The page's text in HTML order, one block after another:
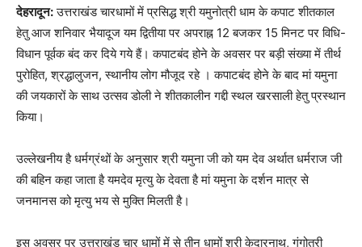
देहरादून:उत्तराखंड चारधामों में प्रसिद्ध श्री यमुनोत्री धाम के कपाट शीतकाल
हेतु आज शनिवार भैयादूज यम द्वितीया पर अपराह्न 12 बजकर 15 मिनट पर विधि-
विधान पूर्वक बंद कर दिये गये हैं। कपाटबंद होने के अवसर पर बड़ी संख्या में तीर्थ
पुरोहित, श्रद्धालुजन, स्थानीय लोग मौजूद रहे । कपाटबंद होने के बाद मां यमुना
की जयकारों के साथ उत्सव डोली ने शीतकालीन गद्दी स्थल खरसाली हेतु प्रस्थान
किया।
उल्लेखनीय है धर्मग्रंथों के अनुसार श्री यमुना जी को यम देव अर्थात धर्मराज जी
की बहिन कहा जाता है यमदेव‌ मृत्यु के देवता है मां यमुना के दर्शन मात्र से
जनमानस को मृत्यु भय से मुक्ति मिलती है।
इस अवसर पर उत्तराखंड चार धामों में से तीन धामों श्री केदारनाथ, गंगोत्री